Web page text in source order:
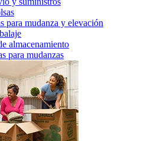
para mudanza y elevación
almacenamiento
para mudanzas